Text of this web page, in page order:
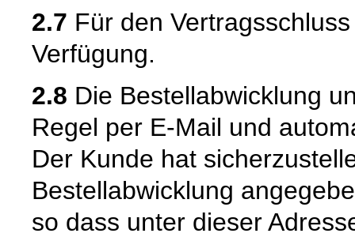
2.7 Für den
Verfügung.
2.8 Die Bestellabwicklung
Regel per E-Mail und
Der Kunde hat
Bestellabwicklung
so dass unter dieser